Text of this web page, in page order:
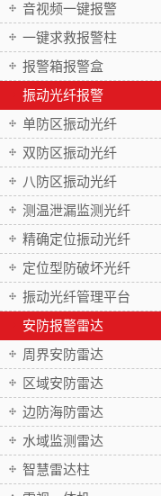
音视频一键报警
一键求救报警柱
报警箱报警盒
振动光纤报警
单防区振动光纤
双防区振动光纤
八防区振动光纤
测温泄漏监测光纤
精确定位振动光纤
定位型防破坏光纤
振动光纤管理平台
安防报警雷达
周界安防雷达
区域安防雷达
边防海防雷达
水域监测雷达
智慧雷达柱